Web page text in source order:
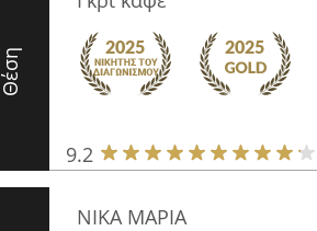
Θέση
9.2
ΝΙΚΑ ΜΑΡΙΑ